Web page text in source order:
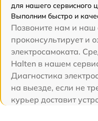
для нашего сервисного
Выполним быстро и
Позвоните нам и наш
проконсультирует и
электросамоката.
Halten в нашем
Диагностика
на выезде, если не
курьер доставит